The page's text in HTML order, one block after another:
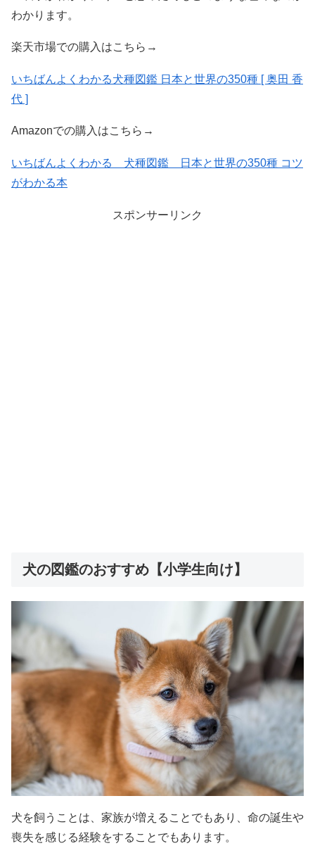
わかります。
楽天市場での購入はこちら→
いちばんよくわかる犬種図鑑 日本と世界の350種 [ 奥田 香
代 ]
Amazonでの購入はこちら→
いちばんよくわかる 犬種図鑑 日本と世界の350種 コツ
がわかる本
スポンサーリンク
犬の図鑑のおすすめ【小学生向け】
犬を飼うことは、家族が増えることでもあり、命の誕生や
喪失を感じる経験をすることでもあります。